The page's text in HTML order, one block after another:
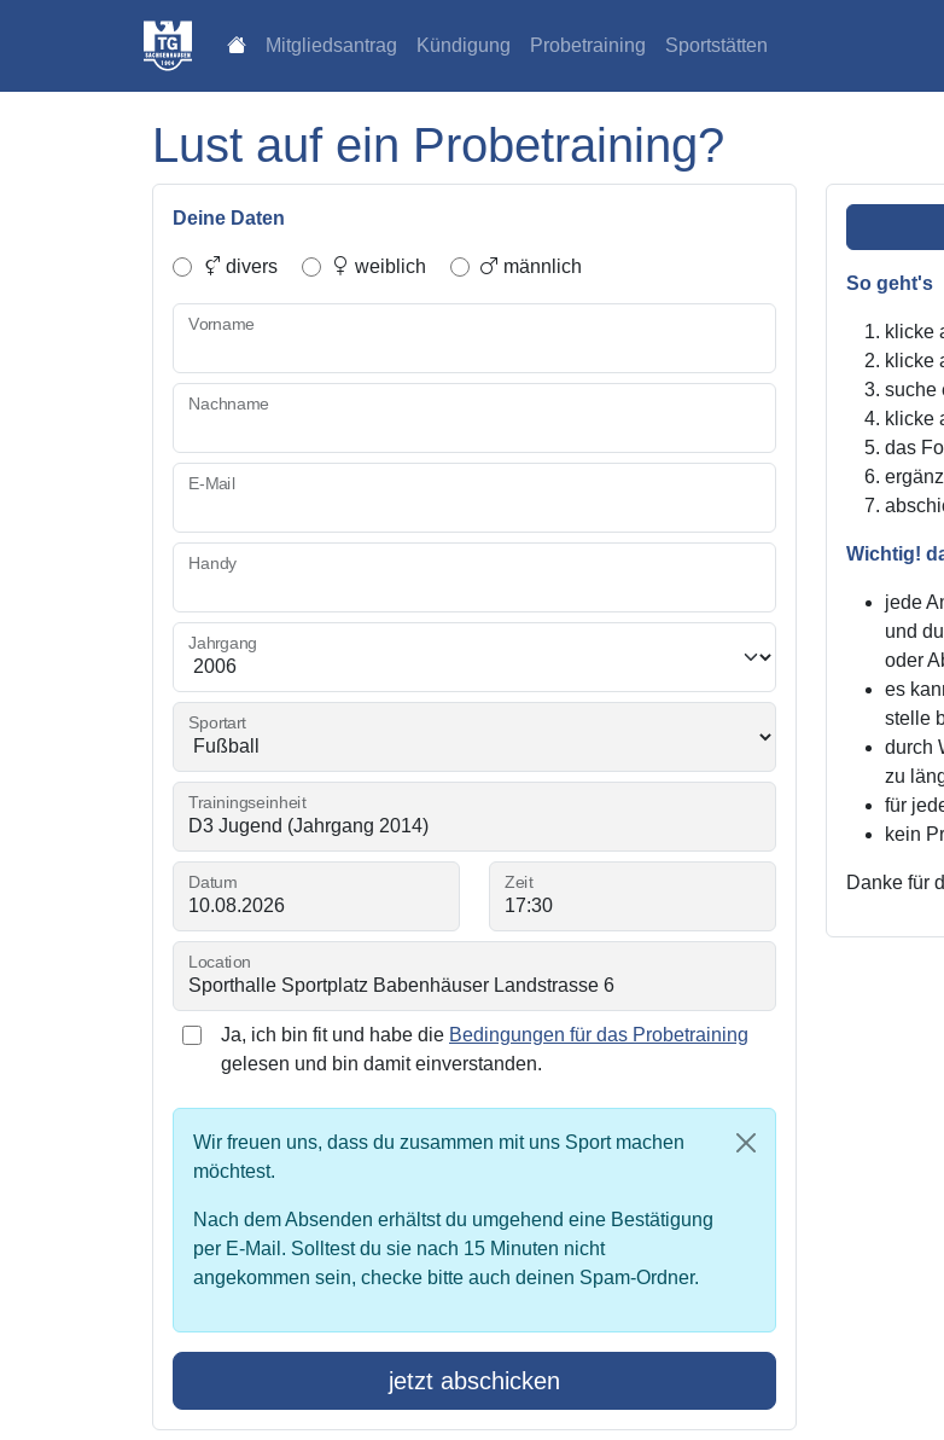
Mitgliedsantrag Kündigung Probetraining Sportstätten
Lust auf ein Probetraining?
Deine Daten
divers weiblich männlich
Vorname
Nachname
E-Mail
Handy
Jahrgang
Sportart
Trainingseinheit
Datum Zeit
Location
Ja, ich bin fit und habe die Bedingungen für das Probetraining
gelesen und bin damit einverstanden.
Wir freuen uns, dass du zusammen mit uns Sport machen
möchtest.
Nach dem Absenden erhältst du umgehend eine Bestätigung
per E-Mail. Solltest du sie nach 15 Minuten nicht
angekommen sein, checke bitte auch deinen Spam-Ordner.
jetzt abschicken
So geht's
klicke
klicke
suche
klicke
das
Wichtig!
jede
und
oder
es
stelle
durch
zu
für
kein
Danke für